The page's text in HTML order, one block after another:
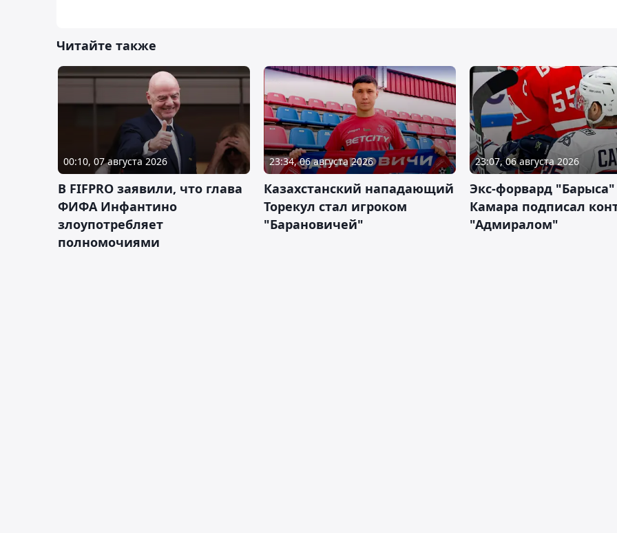
Читайте также
00:10, 07 августа 2026
В FIFPRO заявили, что глава
ФИФА Инфантино
злоупотребляет
полномочиями
23:34, 06 августа 2026
Казахстанский нападающий
Торекул стал игроком
"Барановичей"
23:07, 06 августа 2026
Экс-форвард "Барыса"
Камара подписал
"Адмиралом"